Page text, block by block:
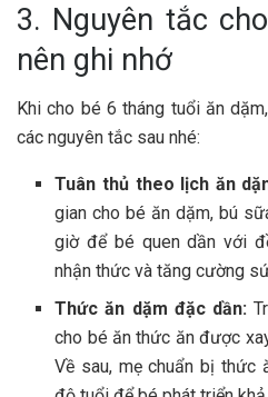
3. Nguyên tắc
nên ghi nhớ
Khi cho bé 6 tháng tuổi ăn
các nguyên tắc sau nhé:
Tuân thủ theo lịch ăn
gian cho bé ăn dặm, bú
giờ để bé quen dần với
nhận thức và tăng cường
Thức ăn dặm đặc dần:
cho bé ăn thức ăn được
Về sau, mẹ chuẩn bị thức